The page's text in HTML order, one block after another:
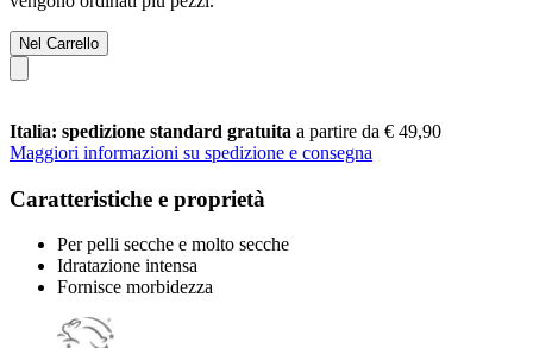
Nel Carrello
Italia: spedizione standard gratuita a partire da € 49,90
Maggiori informazioni su spedizione e consegna
Caratteristiche e proprietà
Per pelli secche e molto secche
Idratazione intensa
Fornisce morbidezza